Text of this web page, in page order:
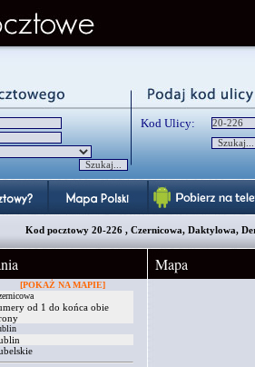
Kod Ulicy:
Kod pocztowy 20-226 , Czernicowa, Daktylowa,
[POKAŻ NA MAPIE]
od 1 do końca obie
Mapa